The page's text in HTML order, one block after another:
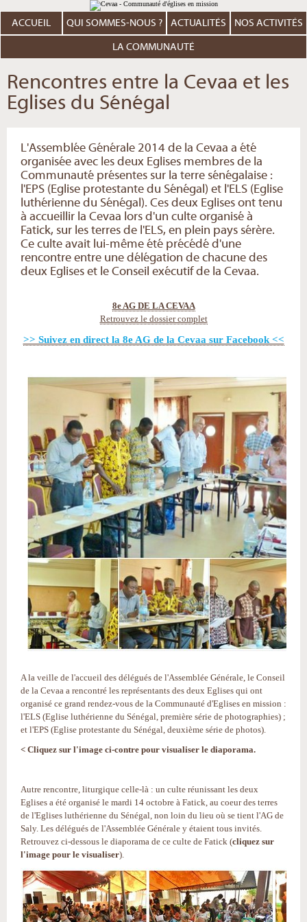
au
contenu.
Aller
personnels
ACCUEIL QUI SOMMES-NOUS ? ACTUALITÉS NOS ACTIVITÉS
LA COMMUNAUTÉ
Rencontres entre la Cevaa et les
Eglises du Sénégal
L'Assemblée Générale 2014 de la Cevaa a été
organisée avec les deux Eglises membres de la
Communauté présentes sur la terre sénégalaise :
l'EPS (Eglise protestante du Sénégal) et l'ELS (Eglise
luthérienne du Sénégal). Ces deux Eglises ont tenu
à accueillir la Cevaa lors d'un culte organisé à
Fatick, sur les terres de l'ELS, en plein pays sérère.
Ce culte avait lui-même été précédé d'une
rencontre entre une délégation de chacune des
deux Eglises et le Conseil exécutif de la Cevaa.
8e AG DE LA CEVAA
Retrouvez le dossier complet
>> Suivez en direct la 8e AG de la Cevaa sur Facebook <<
A la veille de l'accueil des délégués de l'Assemblée Générale, le Conseil
de la Cevaa a rencontré les représentants des deux Eglises qui ont
organisé ce grand rendez-vous de la Communauté d'Eglises en mission :
l'ELS (Eglise luthérienne du Sénégal, première série de photographies) ;
et l'EPS (Eglise protestante du Sénégal, deuxième série de photos).
< Cliquez sur l'image ci-contre pour visualiser le diaporama.
Autre rencontre, liturgique celle-là : un culte réunissant les deux
Eglises a été organisé le mardi 14 octobre à Fatick, au coeur des terres
de l'Eglises luthérienne du Sénégal, non loin du lieu où se tient l'AG de
Saly. Les délégués de l'Assemblée Générale y étaient tous invités.
Retrouvez ci-dessous le diaporama de ce culte de Fatick (cliquez sur
l'image pour le visualiser).